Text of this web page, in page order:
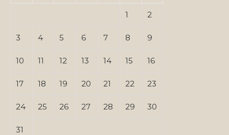
1 2
3 4 5 6 7 8 9
10 11 12 13 14 15 16
17 18 19 20 21 22 23
24 25 26 27 28 29 30
31